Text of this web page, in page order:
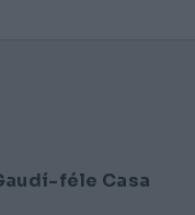
féle Casa